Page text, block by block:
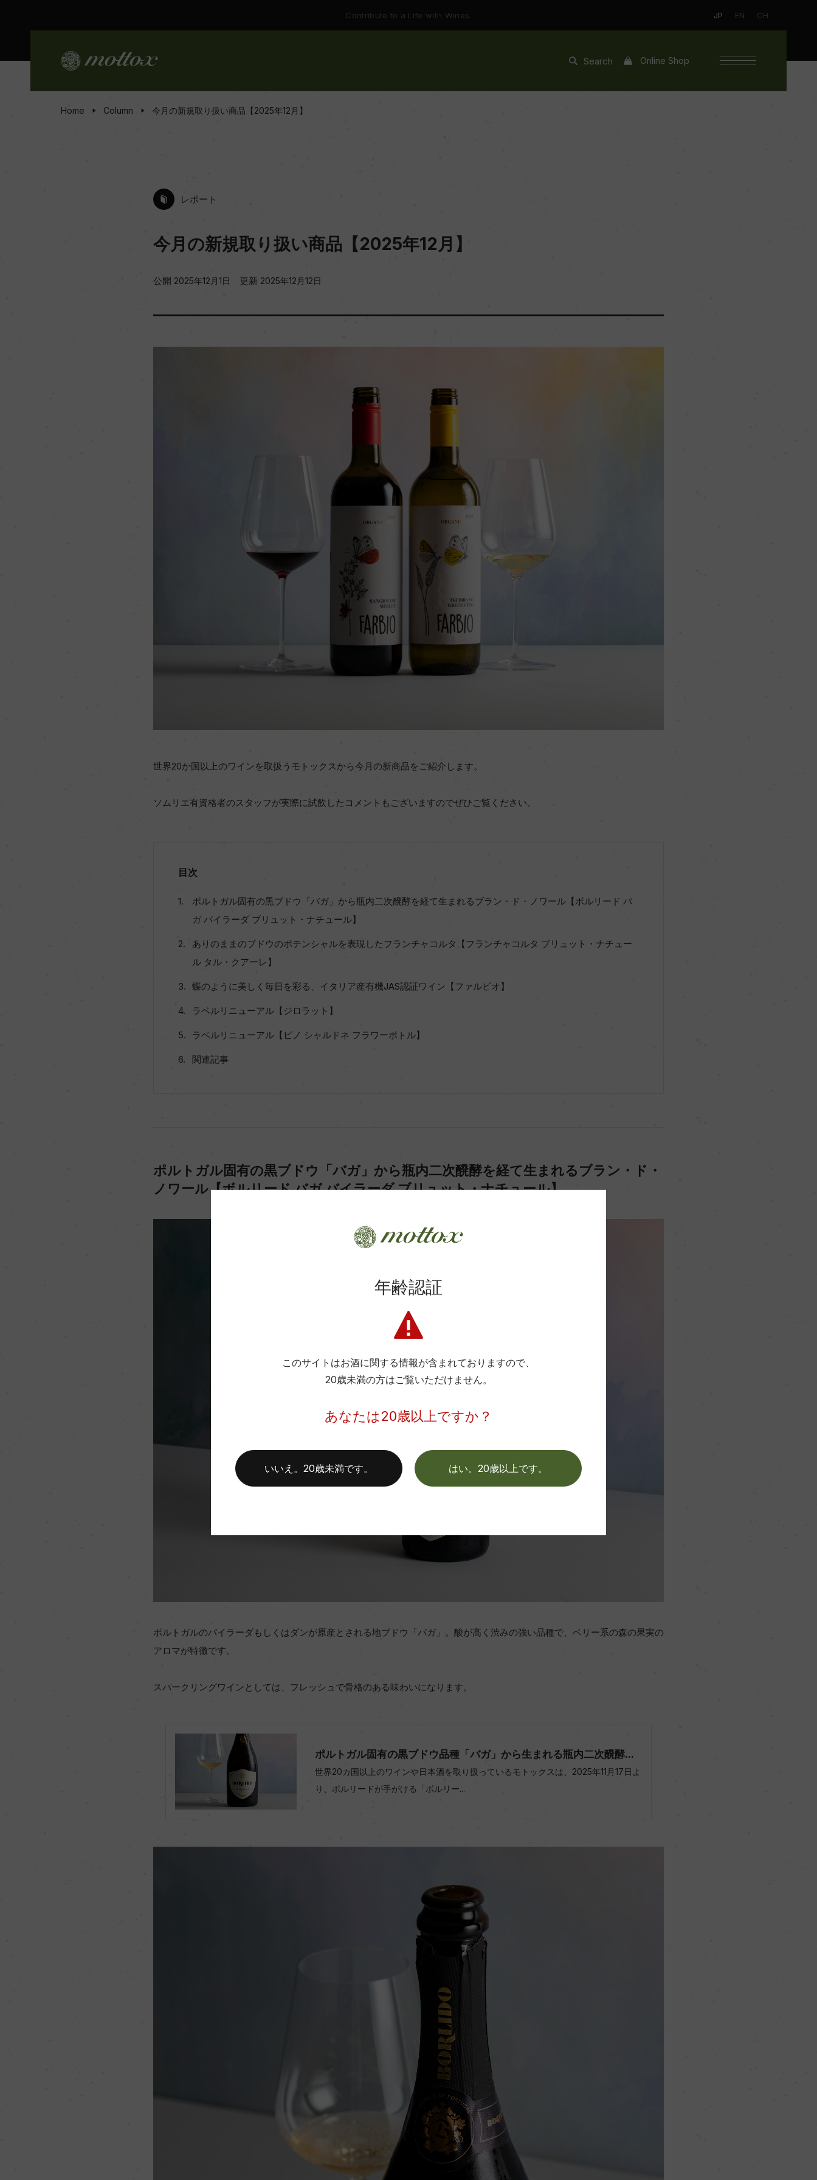
Contribute to a Life with Wines. JP EN CH
Search Online Shop
Home Column 今月の新規取り扱い商品【2025年12月】
レポート
今月の新規取り扱い商品【2025年12月】
公開 2025年12月1日 更新 2025年12月12日
世界20か国以上のワインを取扱うモトックスから今月の新商品をご紹介します。
ソムリエ有資格者のスタッフが実際に試飲したコメントもございますのでぜひご覧ください。
目次
ポルトガル固有の黒ブドウ「バガ」から瓶内二次醗酵を経て生まれるブラン・ド・ノワール【ボルリード バ
ガ バイラーダ ブリュット・ナチュール】
ありのままのブドウのポテンシャルを表現したフランチャコルタ【フランチャコルタ ブリュット・ナチュー
ル タル・クアーレ】
蝶のように美しく毎日を彩る、イタリア産有機JAS認証ワイン【ファルビオ】
ラベルリニューアル【ジロラット】
ラベルリニューアル【ピノ シャルドネ フラワーボトル】
関連記事
ポルトガル固有の黒ブドウ「バガ」から瓶内二次醗酵を経て生まれるブラン・ド・
ノワール【ボルリード バガ バイラーダ ブリュット・ナチュール】
ポルトガルのバイラーダもしくはダンが原産とされる地ブドウ「バガ」。酸が高く渋みの強い品種で、ベリー系の森の果実の
アロマが特徴です。
スパークリングワインとしては、フレッシュで骨格のある味わいになります。
ポルトガル固有の黒ブドウ品種「バガ」から生まれる瓶内二次醗酵...
世界20カ国以上のワインや日本酒を取り扱っているモトックスは、2025年11月17日よ
り、ボルリードが手がける「ボルリー...
年齢認証
このサイトはお酒に関する情報が含まれておりますので、
20歳未満の方はご覧いただけません。
あなたは20歳以上ですか？
はい。20歳以上です。
いいえ。20歳未満です。